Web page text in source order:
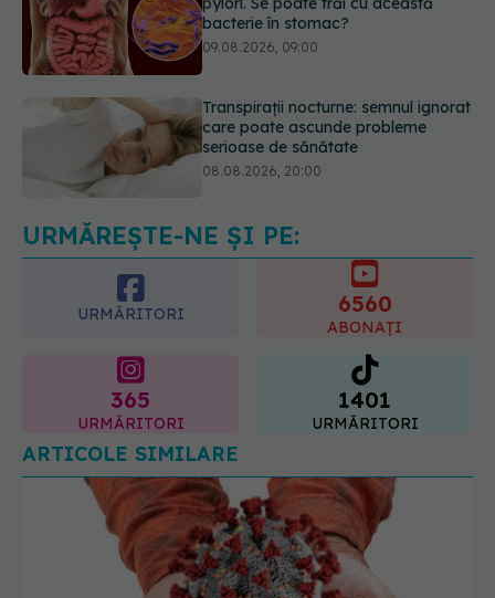
Transpirații nocturne: semnul ignorat
care poate ascunde probleme
serioase de sănătate
Cum folosești uleiul esențial de
rozmarin pentru a opri căderea
părului
URMĂREȘTE-NE ȘI PE:
URMĂRITORI 6560
ABONAȚI
365
URMĂRITORI
1401
URMĂRITORI
ARTICOLE SIMILARE